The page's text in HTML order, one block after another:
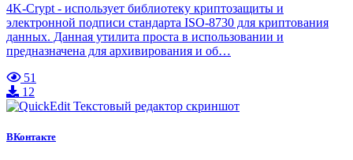
4K-Crypt - использует библиотеку криптозащиты и
электронной подписи стандарта ISO-8730 для криптования
данных. Данная утилита проста в использовании и
предназначена для архивирования и об…
51
12
ВКонтакте